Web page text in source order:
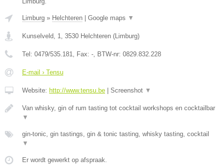
Limburg » Helchteren Google maps ▼
Kunselveld, 1, 3530 Helchteren (Limburg)
Tel: 0479/535.181, Fax: -, BTW-nr: 0829.832.228
E-mail › Tensu
Website: http://www.tensu.be Screenshot ▼
Van whisky, gin of rum tasting tot cocktail workshops en cocktailbar
▼
gin-tonic, gin tastings, gin & tonic tasting, whisky tasting, cocktail
▼
Er wordt gewerkt op afspraak.